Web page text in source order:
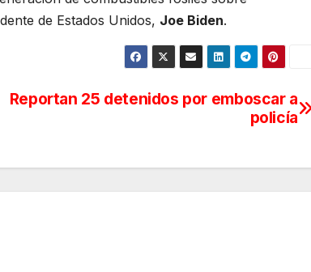
de Estados Unidos, Joe Biden.
Reportan 25 detenidos por emboscar a
policía